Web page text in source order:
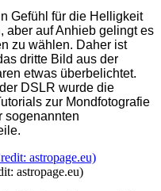
Gefühl für die Helligkeit
aber auf Anhieb gelingt es
zu wählen. Daher ist
dritte Bild aus der
etwas überbelichtet.
DSLR wurde die
zur Mondfotografie
sogenannten
astropage.eu)